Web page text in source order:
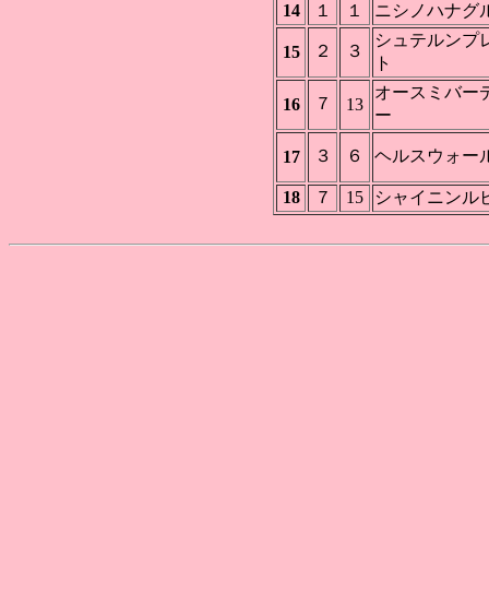
14
１ １ ニシノハナグ
15 ２ ３
シュテルンプ
ト
16 ７ 13
オースミバー
ー
17 ３ ６ ヘルスウォー
18 ７ 15 シャイニンル